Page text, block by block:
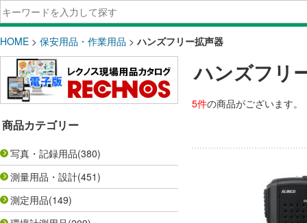
HOME > 保安用品・作業用品 >ハンズフリー拡声器
商品カテゴリー
写真・記録用品(380)
測量用品・設計(451)
測定用品(149)
ハンズフリ
5件の商品がございます。